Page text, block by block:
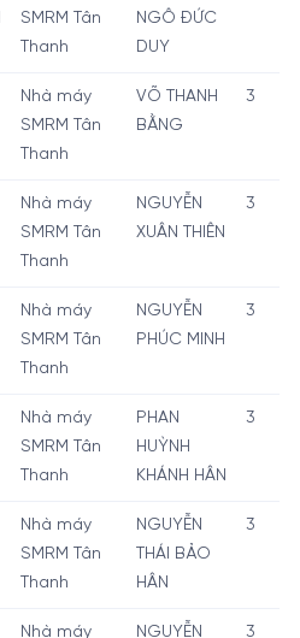
SMRM Tân
Thanh
NGÔ ĐỨC
DUY
Nhà máy
SMRM Tân
Thanh
VÕ THANH
BẰNG
3
Nhà máy
SMRM Tân
Thanh
NGUYỄN
XUÂN THIÊN
3
Nhà máy
SMRM Tân
Thanh
NGUYỄN
PHÚC MINH
3
Nhà máy
SMRM Tân
Thanh
PHAN
HUỲNH
KHÁNH HÂN
3
Nhà máy
SMRM Tân
Thanh
NGUYỄN
THÁI BẢO
HÂN
3
Nhà máy NGUYỄN 3